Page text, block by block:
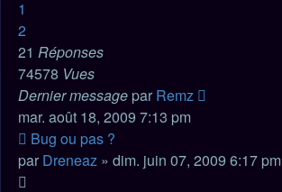
1
2
21 Réponses
74578 Vues
Dernier message par Remz
mar. août 18, 2009 7:13 pm
Bug ou pas ?
par Dreneaz » dim. juin 07, 2009 6:17 pm